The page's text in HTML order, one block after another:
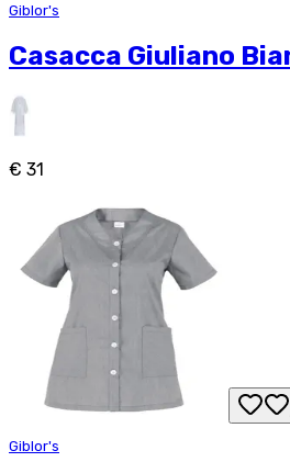
Giblor's
Casacca Giuliano
€ 31
Giblor's